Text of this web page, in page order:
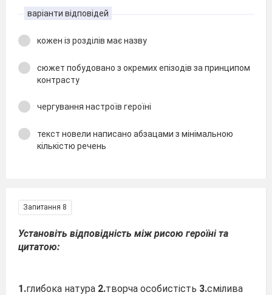
варіанти відповідей
кожен із розділів має назву
сюжет побудовано з окремих епізодів за принципом
контрасту
чергування настроїв героїні
текст новели написано абзацами з мінімальною
кількістю речень
Запитання 8
Установіть відповідність між рисою героїні та
цитатою:
1.глибока натура 2.творча особистість 3.смілива